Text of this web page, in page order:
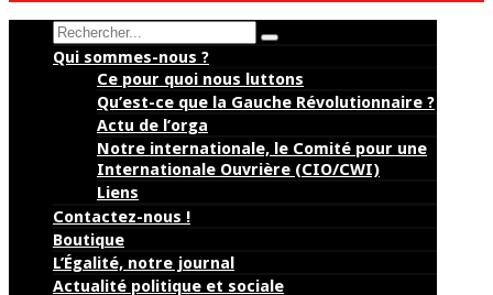
Search
Qui sommes-nous ?
Ce pour quoi nous luttons
Qu’est-ce que la Gauche Révolutionnaire ?
Actu de l’orga
Notre internationale, le Comité pour une
Internationale Ouvrière (CIO/CWI)
Liens
Contactez-nous !
Boutique
L’Égalité, notre journal
Actualité politique et sociale